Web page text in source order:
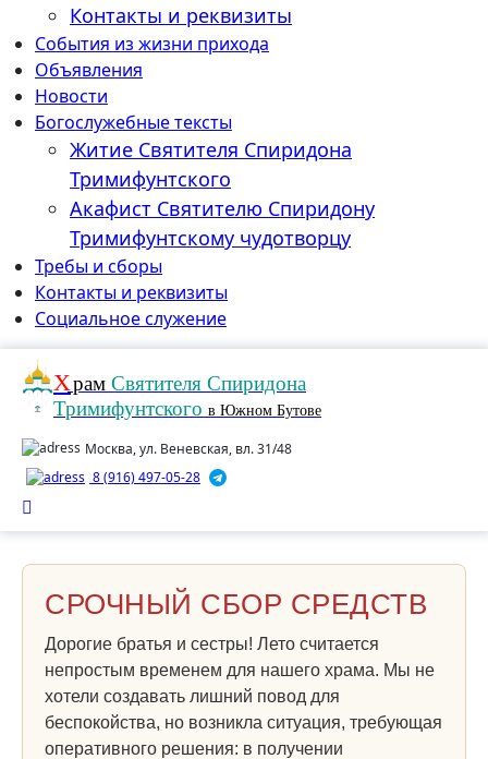
Контакты и реквизиты
События из жизни прихода
Объявления
Новости
Богослужебные тексты
Житие Cвятителя Спиридона
Тримифунтского
Акафист Cвятителю Спиридону
Тримифунтскому чудотворцу
Требы и сборы
Контакты и реквизиты
Социальное служение
Храм Святителя Спиридона
Тримифунтского в Южном Бутове
Москва, ул. Веневская, вл. 31/48
8 (916) 497-05-28
СРОЧНЫЙ СБОР СРЕДСТВ
Дорогие братья и сестры! Лето считается
непростым временем для нашего храма. Мы не
хотели создавать лишний повод для
беспокойства, но возникла ситуация, требующая
оперативного решения: в получении